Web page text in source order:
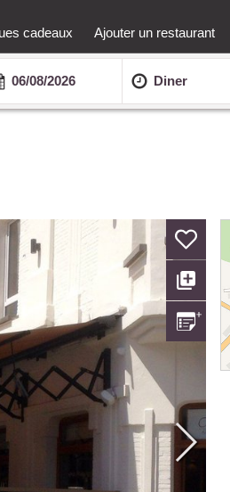
cadeaux Ajouter un restaurant
Diner